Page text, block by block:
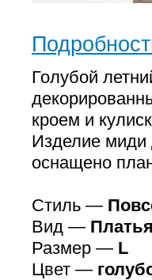
Голубой
кроем и
Изделие миди
оснащено
Стиль —
Вид — Платья
Размер — L
Цвет —